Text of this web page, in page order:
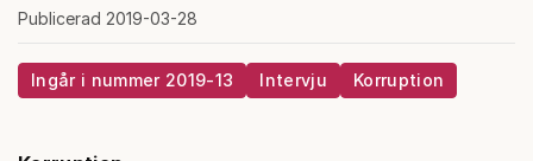
Publicerad 2019-03-28
Ingår i nummer 2019-13 Intervju Korruption